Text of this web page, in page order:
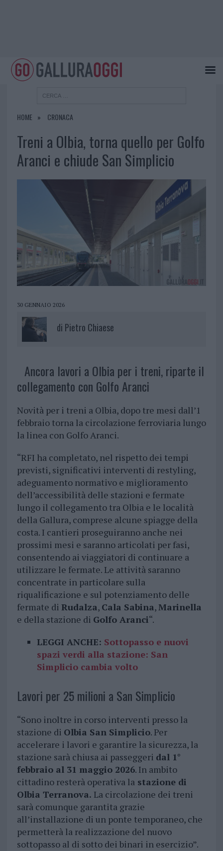
HOME CRONACA
Treni a Olbia, torna quello per Golfo
Aranci e chiude San Simplicio
30 GENNAIO 2026
di Pietro Chiaese
Ancora lavori a Olbia per i treni, riparte il
collegamento con Golfo Aranci
Novità per i treni a Olbia, dopo tre mesi dall’1
febbraio torna la circolazione ferroviaria lungo
la linea con Golfo Aranci.
“RFI ha completato, nel rispetto dei tempi
previsti, significativi interventi di restyling,
adeguamento normativo e miglioramento
dell’accessibilità delle stazioni e fermate
lungo il collegamento tra Olbia e le località
della Gallura, comprese alcune spiagge della
costa. I cantieri proseguiranno anche nei
prossimi mesi e saranno articolati per fasi,
consentendo ai viaggiatori di continuare a
utilizzare le fermate. Le attività saranno
concentrate in particolare sulla
riqualificazione e sul potenziamento delle
fermate di Rudalza, Cala Sabina,Marinella
e della stazione di Golfo Aranci“.
LEGGI ANCHE: Sottopasso e nuovi
spazi verdi alla stazione: San
Simplicio cambia volto
Lavori per 25 milioni a San Simplicio
“Sono inoltre in corso interventi presso la
stazione di Olbia San Simplicio. Per
accelerare i lavori e garantire la sicurezza, la
stazione sarà chiusa ai passeggeri dal 1°
febbraio al 31 maggio 2026. In ambito
cittadino resterà operativa lastazione di
Olbia Terranova. La circolazione dei treni
sarà comunque garantita grazie
all’installazione di un ponte temporaneo, che
permetterà la realizzazione del nuovo
sottopasso al di sotto dei binari in esercizio”.